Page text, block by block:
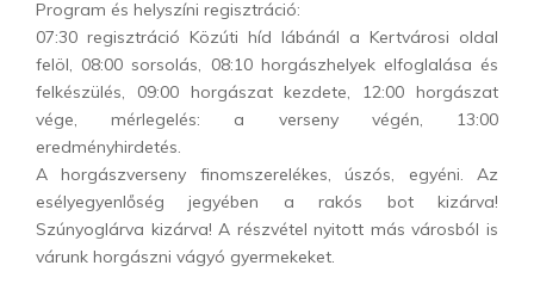
Program és helyszíni regisztráció:
07:30 regisztráció Közúti híd lábánál a Kertvárosi oldal
felöl, 08:00 sorsolás, 08:10 horgászhelyek elfoglalása és
felkészülés, 09:00 horgászat kezdete, 12:00 horgászat
vége, mérlegelés: a verseny végén, 13:00
eredményhirdetés.
A horgászverseny finomszerelékes, úszós, egyéni. Az
esélyegyenlőség jegyében a rakós bot kizárva!
Szúnyoglárva kizárva! A részvétel nyitott más városból is
várunk horgászni vágyó gyermekeket.